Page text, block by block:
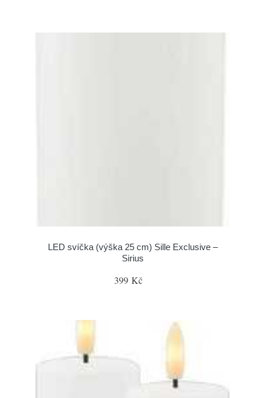
LED svíčka (výška 25 cm) Sille Exclusive –
Sirius
399 Kč